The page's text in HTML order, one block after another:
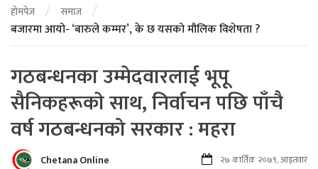
होमपेज / समाज /
बजारमा आयो- ‘बारुले कम्मर’, के छ यसको मौलिक विशेषता ?
गठबन्धनका उम्मेदवारलाई भूपू
सैनिकहरूकाे साथ, निर्वाचन पछि पाँचै
वर्ष गठबन्धनको सरकार : महरा
Chetana Online २७ कार्तिक २०७९, आइतवार